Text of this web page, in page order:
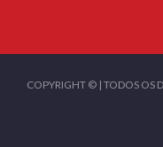
COPYRIGHT © | TODOS OS